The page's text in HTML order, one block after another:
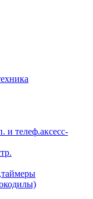
и телеф.аксесс-